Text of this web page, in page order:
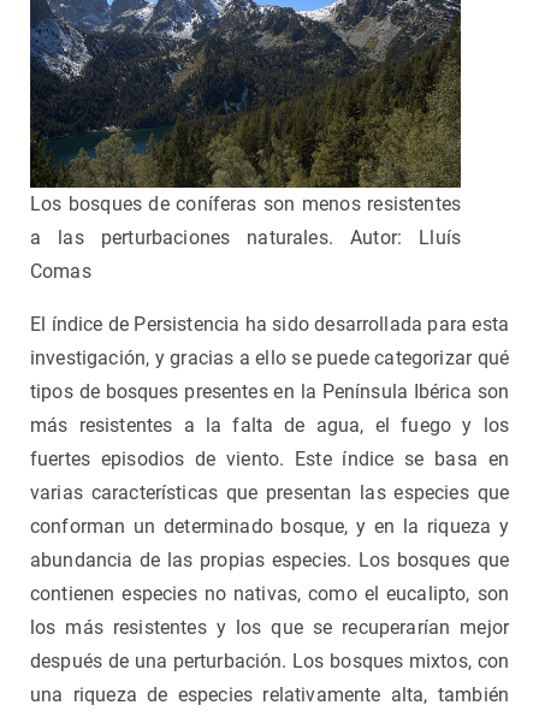
Los bosques de coníferas son menos resistentes
a las perturbaciones naturales. Autor: Lluís
Comas
El índice de Persistencia ha sido desarrollada para esta
investigación, y gracias a ello se puede categorizar qué
tipos de bosques presentes en la Península Ibérica son
más resistentes a la falta de agua, el fuego y los
fuertes episodios de viento. Este índice se basa en
varias características que presentan las especies que
conforman un determinado bosque, y en la riqueza y
abundancia de las propias especies. Los bosques que
contienen especies no nativas, como el eucalipto, son
los más resistentes y los que se recuperarían mejor
después de una perturbación. Los bosques mixtos, con
una riqueza de especies relativamente alta, también